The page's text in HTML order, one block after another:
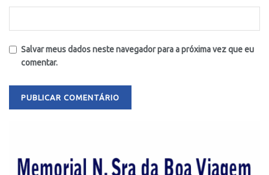
Salvar meus dados neste navegador para a próxima vez que eu
comentar.